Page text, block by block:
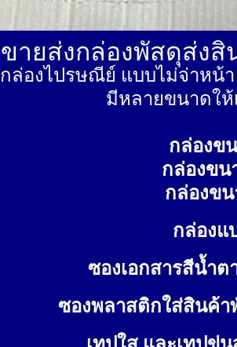
ขายส่งกล่องพัสดุส่ง
กล่องไปรษณีย์ แบบไม่จ่าหน้
มีหลายขนาดให้
กล่องข
กล่องขน
กล่องข
กล่องแ
ซองเอกสารสีน้ำต
ซองพลาสติกใส่สินค้า